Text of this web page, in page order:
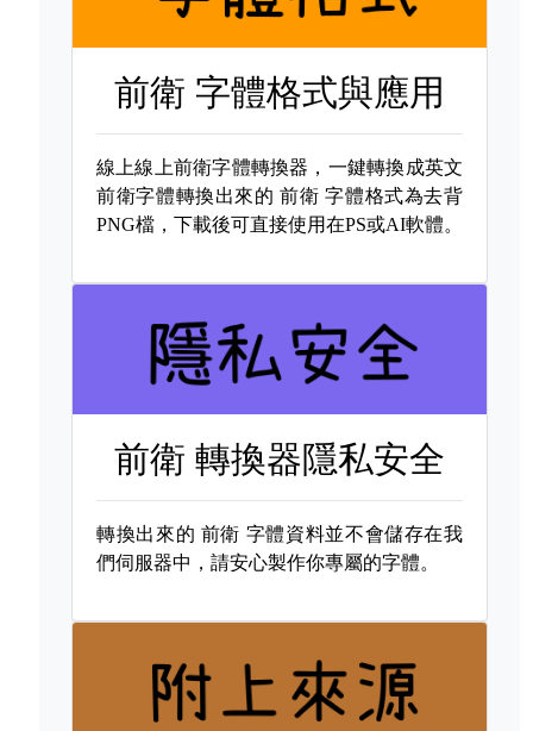
前衛 字體格式與應用
線上線上前衛字體轉換器，一鍵轉換成英文
前衛字體轉換出來的前衛 字體格式為去背
PNG檔，下載後可直接使用在PS或AI軟體。
前衛 轉換器隱私安全
轉換出來的 前衛 字體資料並不會儲存在我
們伺服器中，請安心製作你專屬的字體。